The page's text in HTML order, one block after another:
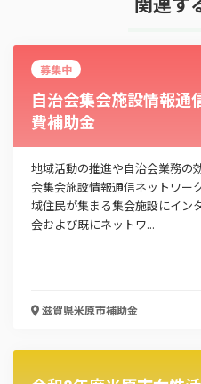
募集中
自治会集会施設情報通
費補助金
地域活動の推進や自治会業務の
会集会施設情報通信ネットワー
域住民が集まる集会施設にイン
会および既にネットワ...
滋賀県米原市補助金